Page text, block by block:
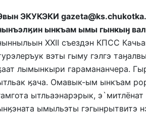
ЭКУКЭКИ
ынкъам ымы гынкыӈ
XXII съездэн КПСС
вэты гыму гэлгэ
лымынкыри гарамананчера.
ӄача. Омавык-ым ынкъам
ытльаэнарэрык,
ымыльэты гэгынрытвитэ